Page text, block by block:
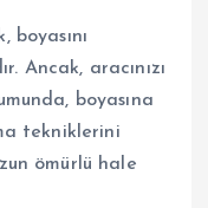
boyasını
Ancak, aracınızı
boyasına
tekniklerini
ömürlü hale